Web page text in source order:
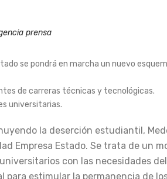
prensa
se pondrá en marcha un nuevo
de carreras técnicas y tecnológicas.
universitarias.
la deserción estudiantil,
Empresa Estado. Se trata de un
con las necesidades
para estimular la permanencia de